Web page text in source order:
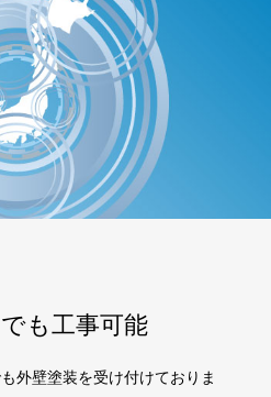
も工事可能
外壁塗装を受け付けておりま